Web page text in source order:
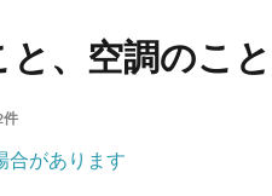
、空調のこと
件
合があります